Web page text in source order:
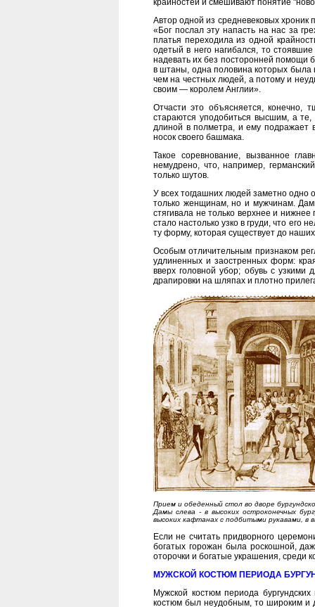
крайностей и смешивают понятие
Автор одной из средневековых
«Бог послал эту напасть на нас за
платья переходила из одной
одетый в него нагибался, то
надевать их без посторонней помощи
в штаны, одна половина которых была
чем на честных людей, а потому и
своим — королем Англии».
Отчасти это объясняется, конечно,
стараются уподобиться высшим, а
длиной в полметра, и ему подражает
носок своего башмака.
Такое соревнование, вызванное
немудрено, что, например,
только шутов.
У всех тогдашних людей заметно одно
только женщинам, но и мужчинам.
стягивала не только верхнее и
стало настолько узко в груди, что его
ту форму, которая существует до
Особым отличительным признаком
удлиненных и заостренных форм:
вверх головной убор; обувь с
драпировки на шляпах и плотно
Прием и обеденный стол во дворе
Дамы слева - в высоких остроконечных
высоких кафтанах с подбитыми рукавами, в
Если не считать придворного
богатых горожан была роскошной,
оторочки и богатые украшения, среди
МУЖСКОЙ КОСТЮМ ПЕРИОДА
Мужской костюм периода
костюм был неудобным, то широким и